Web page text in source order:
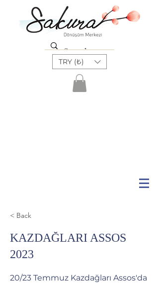
TRY (₺)
< Back
KAZDAĞLARI ASSOS
2023
20/23 Temmuz Kazdağları Assos'da